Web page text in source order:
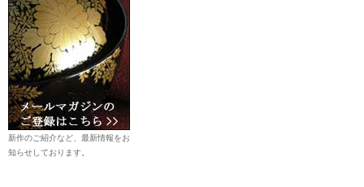
新作のご紹介など、最新情報をお
知らせしております。